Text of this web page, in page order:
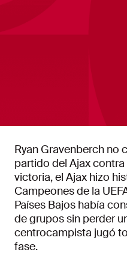
Ryan Gravenberch no
partido del Ajax
victoria, el Ajax hizo
Campeones de la
Países Bajos había
de grupos sin perder
centrocampista jugó
fase.